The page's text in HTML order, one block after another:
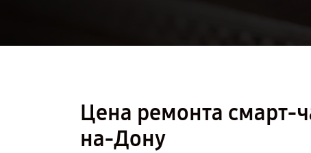
Цена ремонта смарт-
на-Дону